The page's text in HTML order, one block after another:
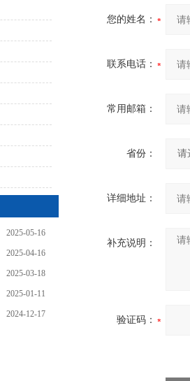
2025-05-16
2025-04-16
2025-03-18
2025-01-11
2024-12-17
您的姓名：
联系电话：
常用邮箱：
省份：
详细地址：
补充说明：
验证码：